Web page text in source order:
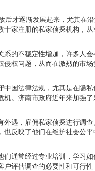
才逐渐发展起来，尤其在
家注册的私家侦探机构，从
的不稳定性增加，许多人
权问题，从而在激烈的市
国法律法规，尤其是在隐
。济南市政府近年来加强
遇，雇佣私家侦探进行调
反映了他们在维护社会公
通常经过专业培训，学习
评估调查的必要性和可行性